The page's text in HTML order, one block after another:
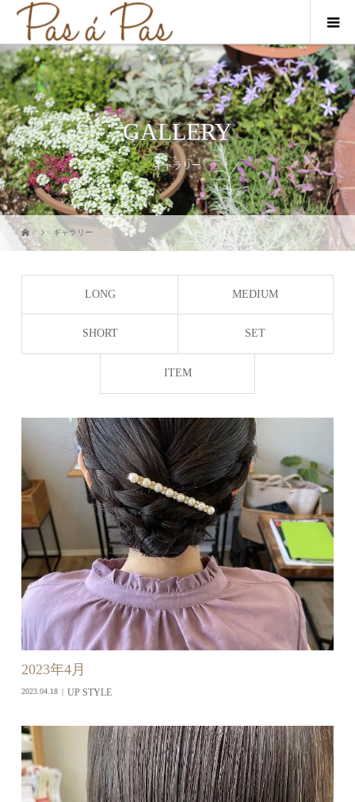
GALLERY
ギャラリー
ギャラリー
LONG MEDIUM
SHORT SET
ITEM
2023年4月
2023.04.18 UP STYLE